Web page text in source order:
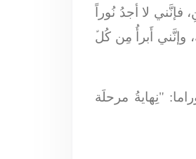
لا أجدُ نُوراً
أَبرأُ مِن كُلﱢ
"نِهايةُ مرحلَة